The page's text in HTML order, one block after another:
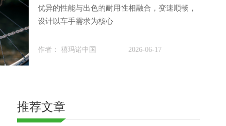
优异的性能与出色的耐用性相融合，变速顺畅，
设计以车手需求为核心
作者： 禧玛诺中国 2026-06-17
推荐文章